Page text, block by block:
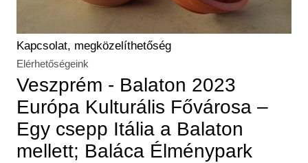
Kapcsolat, megközelíthetőség
Elérhetőségeink
Veszprém - Balaton 2023
Európa Kulturális Fővárosa –
Egy csepp Itália a Balaton
mellett; Baláca Élménypark